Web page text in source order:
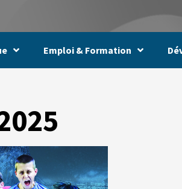
Emploi & Formation